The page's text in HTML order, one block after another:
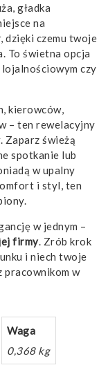
gładka
na
dzięki czemu twoje
To świetna opcja
czy
kierowców,
– ten rewelacyjny
Zaparz świeżą
spotkanie lub
w upalny
i styl, ten
w jednym –
firmy. Zrób krok
i niech twoje
w
Waga
0,368 kg